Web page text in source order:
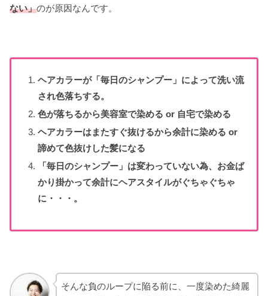
ない」のが原因なんです。
ヘアカラーが「毎日のシャンプー」によって洗い流
され色落ちする。
色が落ちるから美容室で染める or 自宅で染める
ヘアカラーはまたすぐ抜けるから余計に染める or
諦めて色抜けした髪になる
「毎日のシャンプー」は変わっていない為、お金ば
かり掛かって余計にヘアスタイルがぐちゃぐちゃ
に・・・。
そんな負のループに陥る前に、一度染めた綺麗